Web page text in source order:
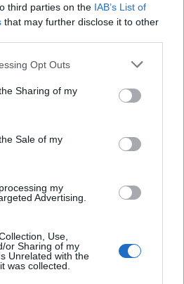
third parties on the IAB’s List of
that may further disclose it to other
Opt Outs
Sharing of my
Sale of my
my
Advertising.
Use,
or Sharing of my
Unrelated with the
was collected.
στο newsletter
τους
απορρήτου
X